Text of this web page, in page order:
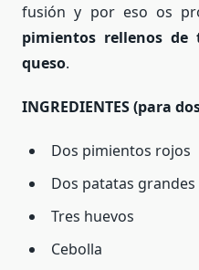
fusión y por eso os
pimientos rellenos
queso.
INGREDIENTES (para
Dos pimientos rojos
Dos patatas grandes
Tres huevos
Cebolla